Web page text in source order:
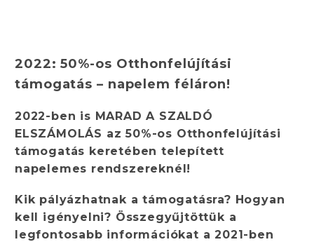
2022: 50%-os Otthonfelújítási
támogatás – napelem féláron!
2022-ben is MARAD A SZALDÓ
ELSZÁMOLÁS az 50%-os Otthonfelújítási
támogatás keretében telepített
napelemes rendszereknél!
Kik pályázhatnak a támogatásra? Hogyan
kell igényelni? Összegyűjtöttük a
legfontosabb információkat a 2021-ben